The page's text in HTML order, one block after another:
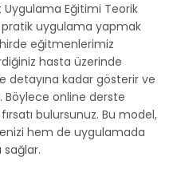
Uygulama Eğitimi Teorik
pratik uygulama yapmak
eğitmenlerimiz
hasta üzerinde
detayına kadar gösterir ve
Böylece online derste
bulursunuz. Bu model,
hem de uygulamada
sağlar.